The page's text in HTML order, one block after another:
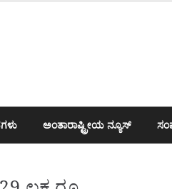
ಅಂತಾರಾಷ್ಟ್ರೀಯ ನ್ಯೂಸ್